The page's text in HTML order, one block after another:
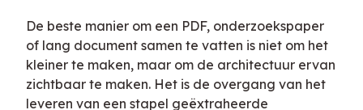
De beste manier om een PDF, onderzoekspaper
of lang document samen te vatten is niet om het
kleiner te maken, maar om de architectuur ervan
zichtbaar te maken. Het is de overgang van het
leveren van een stapel geëxtraheerde